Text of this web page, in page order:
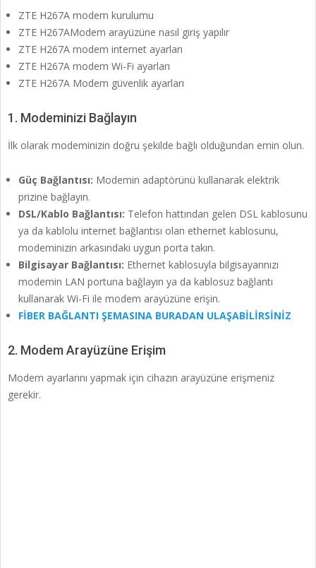
ZTE H267A modem kurulumu
ZTE H267AModem arayüzüne nasıl giriş yapılır
ZTE H267A modem internet ayarları
ZTE H267A modem Wi-Fi ayarları
ZTE H267A Modem güvenlik ayarları
1. Modeminizi Bağlayın
İlk olarak modeminizin doğru şekilde bağlı olduğundan emin olun.
Güç Bağlantısı: Modemin adaptörünü kullanarak elektrik
prizine bağlayın.
DSL/Kablo Bağlantısı: Telefon hattından gelen DSL kablosunu
ya da kablolu internet bağlantısı olan ethernet kablosunu,
modeminizin arkasındaki uygun porta takın.
Bilgisayar Bağlantısı: Ethernet kablosuyla bilgisayarınızı
modemin LAN portuna bağlayın ya da kablosuz bağlantı
kullanarak Wi-Fi ile modem arayüzüne erişin.
FİBER BAĞLANTI ŞEMASINA BURADAN ULAŞABİLİRSİNİZ
2. Modem Arayüzüne Erişim
Modem ayarlarını yapmak için cihazın arayüzüne erişmeniz
gerekir.